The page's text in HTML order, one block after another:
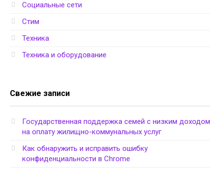
Социальные сети
Стим
Техника
Техника и оборудование
Свежие записи
Государственная поддержка семей с низким доходом
на оплату жилищно-коммунальных услуг
Как обнаружить и исправить ошибку
конфиденциальности в Chrome